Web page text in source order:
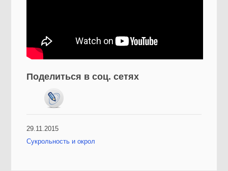
Поделиться в соц. сетях
29.11.2015
Сукрольность и окрол